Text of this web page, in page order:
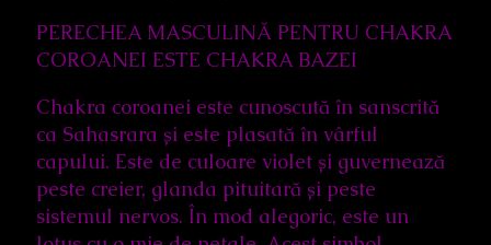
PERECHEA MASCULINĂ PENTRU CHAKRA
COROANEI ESTE CHAKRA BAZEI
Chakra coroanei este cunoscută în sanscrită
ca Sahasrara și este plasată în vârful
capului. Este de culoare violet și guvernează
peste creier, glanda pituitară și peste
sistemul nervos. În mod alegoric, este un